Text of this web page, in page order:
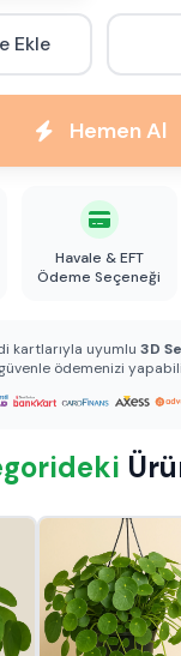
Ekle
Hemen Al
Havale & EFT
Ödeme Seçeneği
kartlarıyla uyumlu 3D
ödemenizi